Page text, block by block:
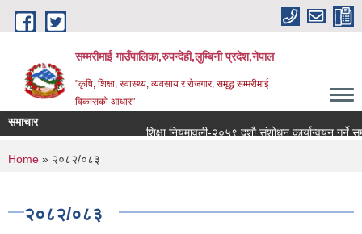
Skip to main content
सम्मरीमाई गाउँपालिका,रुपन्देही,लुम्बिनी प्रदेश,नेपाल
"कृषि, शिक्षा, स्वास्थ्य, व्यवसाय र रोजगार, समृद्ध सम्मरीमाई
विकासको आधार"
समाचार
शिक्षा नियमावली-२०५९ दशौ संशोधन कार्यान्वयन गर्ने
You are here
Home » २०८२/०८३
२०८२/०८३